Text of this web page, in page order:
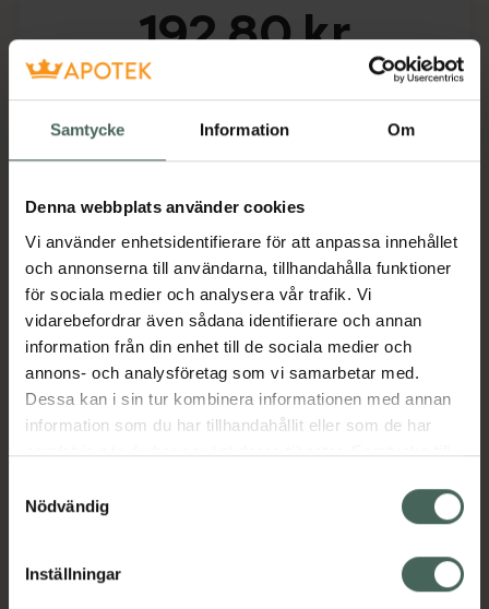
Samtycke Information Om
Denna webbplats använder cookies
Vi använder enhetsidentifierare för att anpassa innehållet
och annonserna till användarna, tillhandahålla funktioner
för sociala medier och analysera vår trafik. Vi
vidarebefordrar även sådana identifierare och annan
information från din enhet till de sociala medier och
annons- och analysföretag som vi samarbetar med.
Dessa kan i sin tur kombinera informationen med annan
information som du har tillhandahållit eller som de har
samlat in när du har använt deras tjänster. Samtycke till
återkalla ditt samtycke via webbplatsens
cookieinställningar. Ett återkallat samtycke påverkar inte
lagligheten av behandling som skett innan återkallelsen.
Nödvändig
Inställningar
192,80 kr
Köp via ditt recept
Aktuella erbjudanden
Beskrivning Dölj
Läs alltid bipacksedeln innan
användning.
EAN:00704626372398
Bipacksedel från FASS Visa